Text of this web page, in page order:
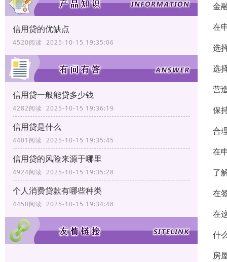
信用贷的优缺点
4520阅读 2025-10-15 19:35:06
信用贷一般能贷多少钱
4282阅读 2025-10-15 19:36:19
信用贷是什么
4401阅读 2025-10-15 19:35:45
信用贷的风险来源于哪里
4924阅读 2025-10-15 19:35:28
个人消费贷款有哪些种类
4450阅读 2025-10-15 19:34:48
金
在
选
选
营
保
合
在
了
在
在
什
房